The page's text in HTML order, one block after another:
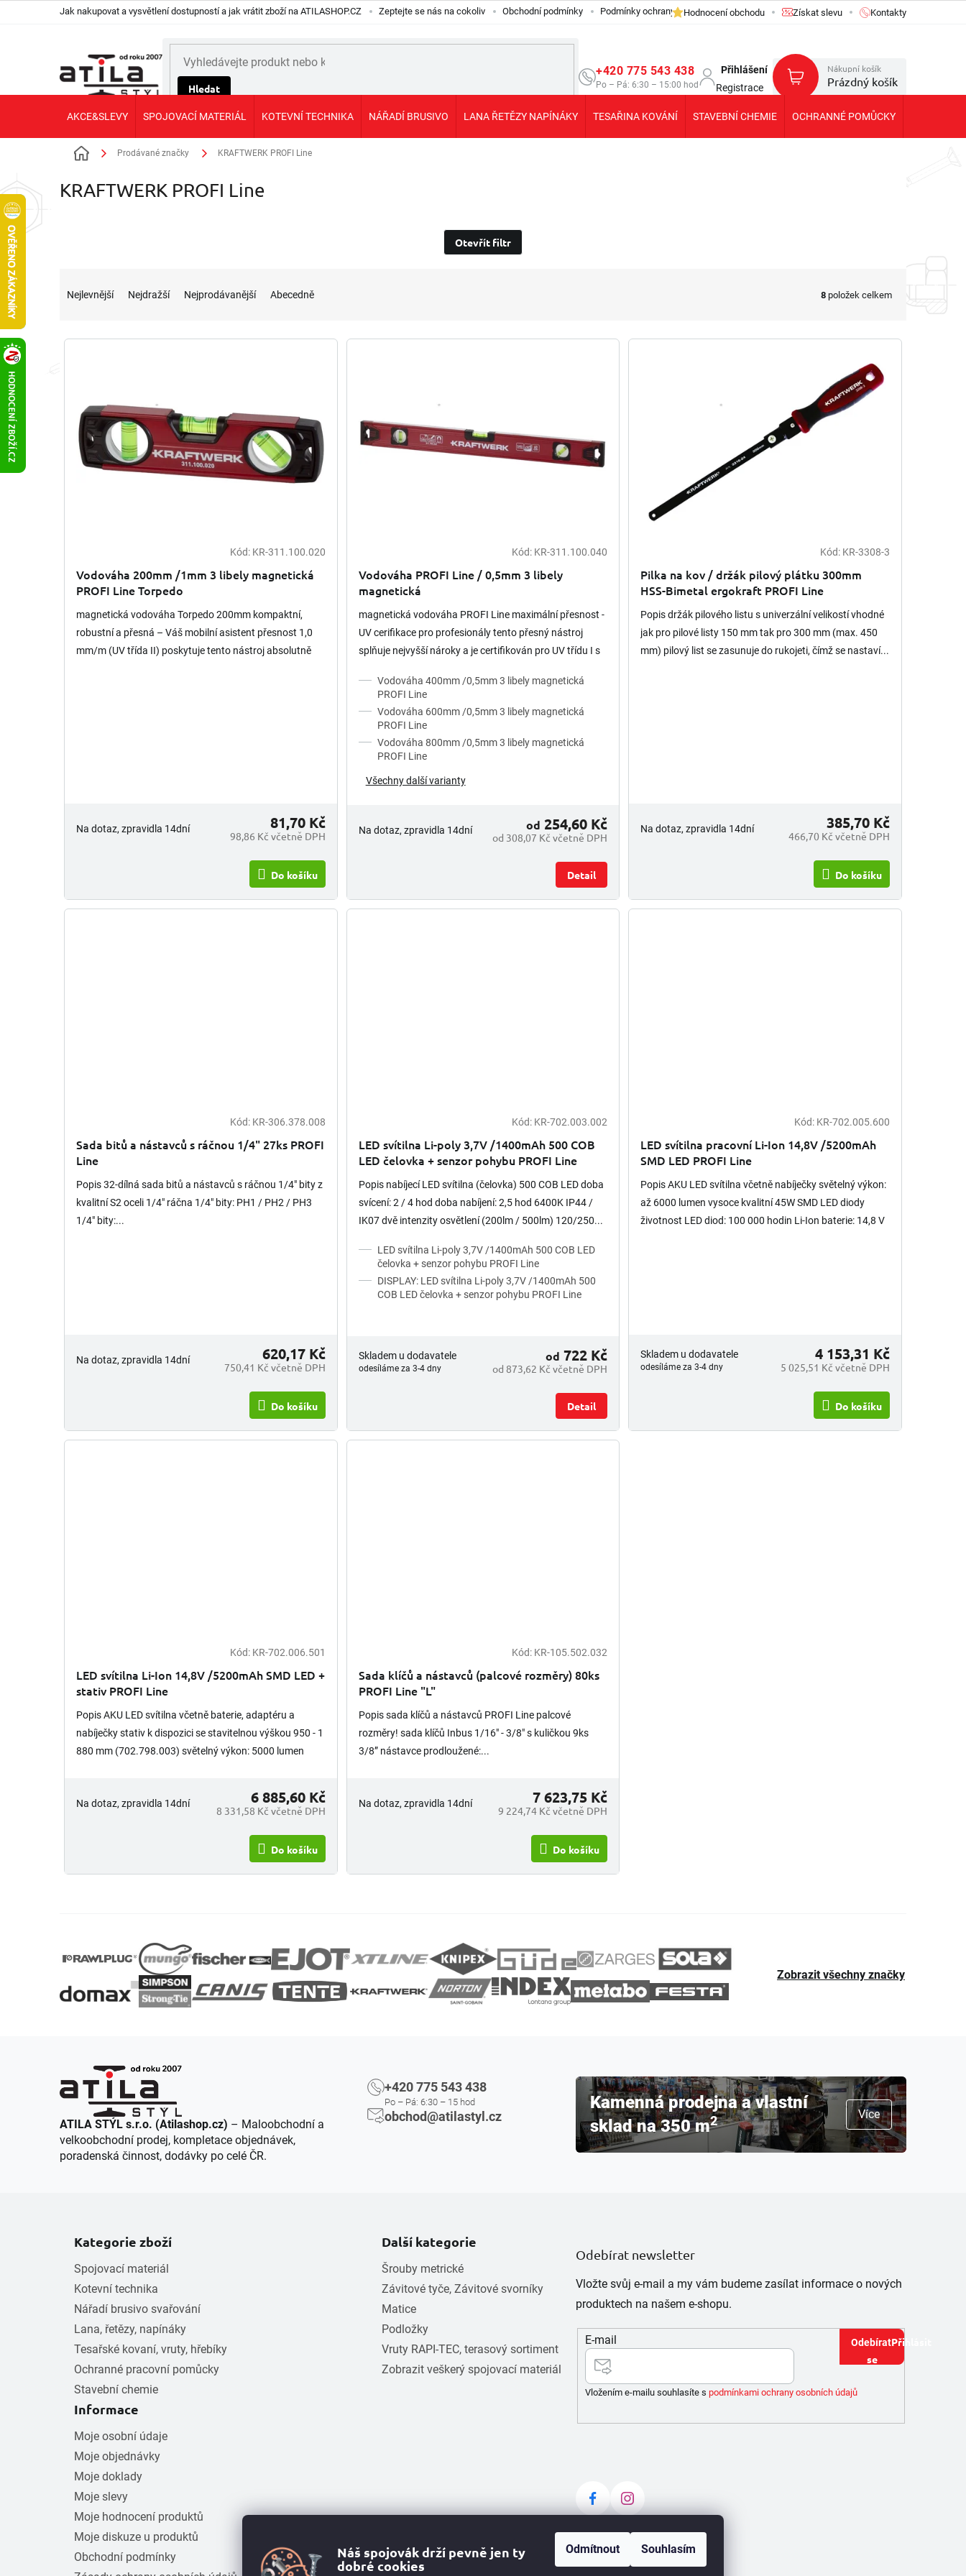
Náš spojovák drží pevně jen ty
dobré cookies
Odmítnout Souhlasím
Jak nakupovat a vysvětlení dostupností a jak vrátit zboží na ATILASHOP.CZ Zeptejte se nás na cokoliv Obchodní podmínky Podmínky ochrany osobních údajů GDPR
Hodnocení obchodu Získat slevu Kontakty
Hledat
+420 775 543 438
Po – Pá: 6:30 – 15:00 hod
Přihlášení
Registrace
Nákupní košík
Prázdný košík
AKCE&SLEVY SPOJOVACÍ MATERIÁL KOTEVNÍ TECHNIKA NÁŘADÍ BRUSIVO LANA ŘETĚZY NAPÍNÁKY TESAŘINA KOVÁNÍ STAVEBNÍ CHEMIE OCHRANNÉ POMŮCKY
Domů Prodávané značky KRAFTWERK PROFI Line
KRAFTWERK PROFI Line
Otevřít filtr
n
Nejlevnější Nejdražší Nejprodávanější Abecedně 8 položek celkem
V
Kód: KR-311.100.020
Vodováha 200mm /1mm 3 libely magnetická
PROFI Line Torpedo
magnetická vodováha Torpedo 200mm kompaktní,
robustní a přesná – Váš mobilní asistent přesnost 1,0
mm/m (UV třída II) poskytuje tento nástroj absolutně
Na dotaz, zpravidla 14dní
98,86 Kč včetně DPH
81,70 Kč
Do košíku
Kód: KR-311.100.040
Vodováha PROFI Line / 0,5mm 3 libely
magnetická
magnetická vodováha PROFI Line maximální přesnost -
UV cerifikace pro profesionály tento přesný nástroj
splňuje nejvyšší nároky a je certifikován pro UV třídu I s
Vodováha 400mm /0,5mm 3 libely magnetická
PROFI Line
Vodováha 600mm /0,5mm 3 libely magnetická
PROFI Line
Vodováha 800mm /0,5mm 3 libely magnetická
PROFI Line
Všechny další varianty
Na dotaz, zpravidla 14dní
od 308,07 Kč včetně DPH
od 254,60 Kč
Detail
Kód: KR-3308-3
Pilka na kov / držák pilový plátku 300mm
HSS-Bimetal ergokraft PROFI Line
Popis držák pilového listu s univerzální velikostí vhodné
jak pro pilové listy 150 mm tak pro 300 mm (max. 450
mm) pilový list se zasunuje do rukojeti, čímž se nastaví...
Na dotaz, zpravidla 14dní
466,70 Kč včetně DPH
385,70 Kč
Do košíku
Kód: KR-306.378.008
Sada bitů a nástavců s ráčnou 1/4" 27ks PROFI
Line
Popis 32-dílná sada bitů a nástavců s ráčnou 1/4" bity z
kvalitní S2 oceli 1/4" ráčna 1/4" bity: PH1 / PH2 / PH3
1/4" bity:...
Na dotaz, zpravidla 14dní
750,41 Kč včetně DPH
620,17 Kč
Do košíku
Kód: KR-702.003.002
LED svítilna Li-poly 3,7V /1400mAh 500 COB
LED čelovka + senzor pohybu PROFI Line
Popis nabíjecí LED svítilna (čelovka) 500 COB LED doba
svícení: 2 / 4 hod doba nabíjení: 2,5 hod 6400K IP44 /
IK07 dvě intenzity osvětlení (200lm / 500lm) 120/250...
LED svítilna Li-poly 3,7V /1400mAh 500 COB LED
čelovka + senzor pohybu PROFI Line
DISPLAY: LED svítilna Li-poly 3,7V /1400mAh 500
COB LED čelovka + senzor pohybu PROFI Line
Skladem u dodavatele
odesíláme za 3-4 dny od 873,62 Kč včetně DPH
od 722 Kč
Detail
Kód: KR-702.005.600
LED svítilna pracovní Li-Ion 14,8V /5200mAh
SMD LED PROFI Line
Popis AKU LED svítilna včetně nabíječky světelný výkon:
až 6000 lumen vysoce kvalitní 45W SMD LED diody
životnost LED diod: 100 000 hodin Li-Ion baterie: 14,8 V
Skladem u dodavatele
odesíláme za 3-4 dny 5 025,51 Kč včetně DPH
4 153,31 Kč
Do košíku
Kód: KR-702.006.501
LED svítilna Li-Ion 14,8V /5200mAh SMD LED +
stativ PROFI Line
Popis AKU LED svítilna včetně baterie, adaptéru a
nabíječky stativ k dispozici se stavitelnou výškou 950 - 1
880 mm (702.798.003) světelný výkon: 5000 lumen
Na dotaz, zpravidla 14dní
8 331,58 Kč včetně DPH
6 885,60 Kč
Do košíku
Kód: KR-105.502.032
Sada klíčů a nástavců (palcové rozměry) 80ks
PROFI Line "L"
Popis sada klíčů a nástavců PROFI Line palcové
rozměry! sada klíčů Inbus 1/16" - 3/8" s kuličkou 9ks
3/8” nástavce prodloužené:...
Na dotaz, zpravidla 14dní
9 224,74 Kč včetně DPH
7 623,75 Kč
Do košíku
d
a
c
í
p
ý
Zobrazit všechny značky
ATILA STÝL s.r.o. (Atilashop.cz) – Maloobchodní a
velkoobchodní prodej, kompletace objednávek,
poradenská činnost, dodávky po celé ČR.
+420 775 543 438
Po – Pá: 6:30 – 15 hod
obchod@atilastyl.cz
Kamenná prodejna a vlastní
sklad na 350 m2 Více
Kategorie zboží
Spojovací materiál
Kotevní technika
Nářadí brusivo svařování
Lana, řetězy, napínáky
Tesařské kovaní, vruty, hřebíky
Ochranné pracovní pomůcky
Stavební chemie
Další kategorie
Šrouby metrické
Závitové tyče, Závitové svorníky
Matice
Podložky
Vruty RAPI-TEC, terasový sortiment
Zobrazit veškerý spojovací materiál
Informace
Moje osobní údaje
Moje objednávky
Moje doklady
Moje slevy
Moje hodnocení produktů
Moje diskuze u produktů
Obchodní podmínky
Odebírat newsletter
Vložte svůj e-mail a my vám budeme zasílat informace o nových
produktech na našem e-shopu.
E-mail
Vložením e-mailu souhlasíte s podmínkami ochrany osobních údajů
Přihlásit
se